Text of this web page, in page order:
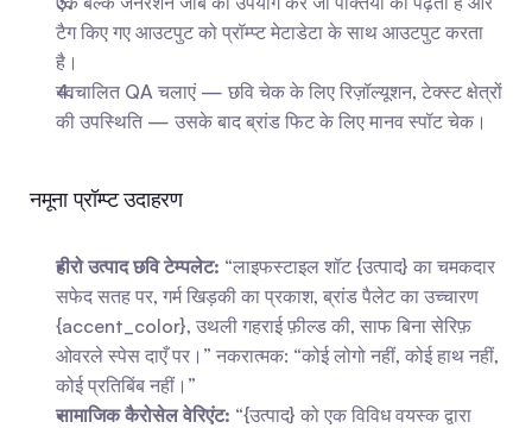
टैग किए गए आउटपुट को प्रॉम्प्ट मेटाडेटा के साथ आउटपुट करता
है।
स्वचालित QA चलाएं — छवि चेक के लिए रिज़ॉल्यूशन, टेक्स्ट क्षेत्रों
की उपस्थिति — उसके बाद ब्रांड फिट के लिए मानव स्पॉट चेक।
नमूना प्रॉम्प्ट उदाहरण
हीरो उत्पाद छवि टेम्पलेट: “लाइफस्टाइल शॉट {उत्पाद} का चमकदार
सफेद सतह पर, गर्म खिड़की का प्रकाश, ब्रांड पैलेट का उच्चारण
{accent_color}, उथली गहराई फ़ील्ड की, साफ बिना सेरिफ़
ओवरले स्पेस दाएँ पर।” नकरात्मक: “कोई लोगो नहीं, कोई हाथ नहीं,
कोई प्रतिबिंब नहीं।”
सामाजिक कैरोसेल वेरिएंट: “{उत्पाद} को एक विविध वयस्क द्वारा